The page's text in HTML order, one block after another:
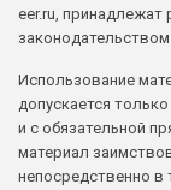
eer.ru, принадлежат
Использование
допускается
и с обязательной
материал
непосредственно в